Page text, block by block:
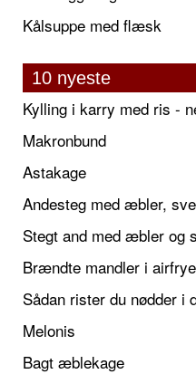
Kålsuppe med flæsk
10 nyeste
Kylling i karry med ris -
Makronbund
Astakage
Stegt and med æbler og
Brændte mandler i
Sådan rister du nødder i
Melonis
Bagt æblekage